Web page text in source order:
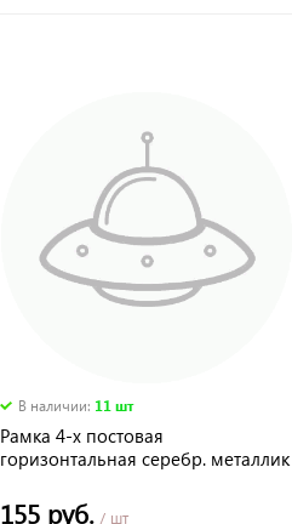
В наличии: 11 шт
Рамка 4-х постовая
горизонтальная серебр. металлик
155 руб. / шт